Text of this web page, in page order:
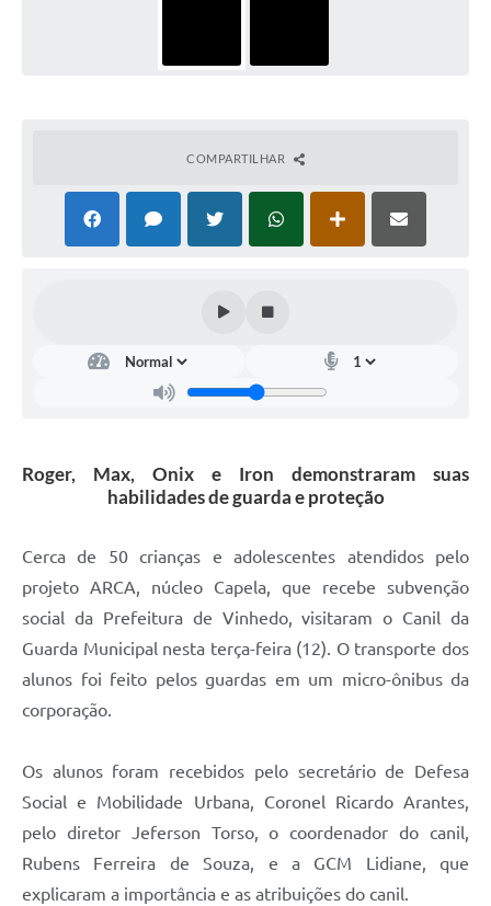
Contratos
Carta de Serviços
Contas Públicas
Legislação
Links Úteis
COMPARTILHAR
Roger, Max, Onix e Iron demonstraram suas
habilidades de guarda e proteção
Cerca de 50 crianças e adolescentes atendidos pelo
projeto ARCA, núcleo Capela, que recebe subvenção
social da Prefeitura de Vinhedo, visitaram o Canil da
Guarda Municipal nesta terça-feira (12). O transporte dos
alunos foi feito pelos guardas em um micro-ônibus da
corporação.
Os alunos foram recebidos pelo secretário de Defesa
Social e Mobilidade Urbana, Coronel Ricardo Arantes,
pelo diretor Jeferson Torso, o coordenador do canil,
Rubens Ferreira de Souza, e a GCM Lidiane, que
explicaram a importância e as atribuições do canil.